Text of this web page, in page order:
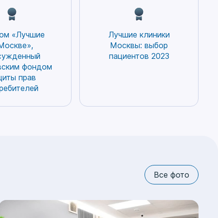
«Лучшие
фондом
прав
Лучшие клиники
Москвы: выбор
пациентов 2023
Все фото